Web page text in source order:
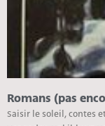
Romans (pas
Saisir le soleil, contes